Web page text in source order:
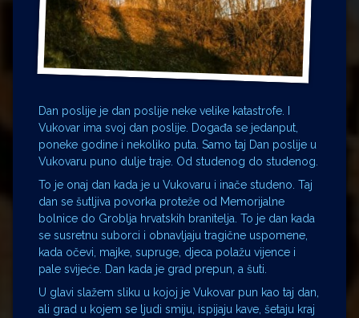
Dan poslije je dan poslije neke velike katastrofe. I
Vukovar ima svoj dan poslije. Događa se jedanput,
poneke godine i nekoliko puta. Samo taj Dan poslije u
Vukovaru puno dulje traje. Od studenog do studenog.
To je onaj dan kada je u Vukovaru i inače studeno. Taj
dan se šutljiva povorka proteže od Memorijalne
bolnice do Groblja hrvatskih branitelja. To je dan kada
se susretnu suborci i obnavljaju tragične uspomene,
kada očevi, majke, supruge, djeca polažu vijence i
pale svijeće. Dan kada je grad prepun, a šuti.
U glavi slažem sliku u kojoj je Vukovar pun kao taj dan,
ali grad u kojem se ljudi smiju, ispijaju kave, šetaju kraj